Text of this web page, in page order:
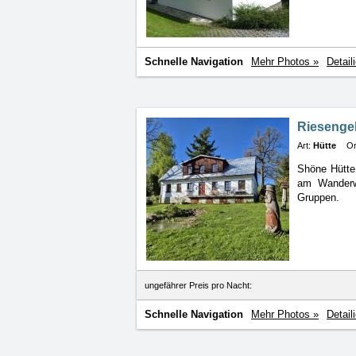
Schnelle Navigation Mehr Photos »
Art: Hütte
Shöne
am
Gruppen.
ungefährer Preis pro Nacht:
Schnelle Navigation Mehr Photos »